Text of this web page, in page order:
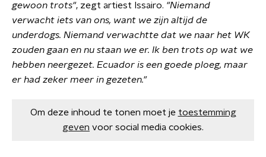
gewoon trots", zegt artiest Issairo. "Niemand
verwacht iets van ons, want we zijn altijd de
underdogs. Niemand verwachtte dat we naar het WK
zouden gaan en nu staan we er. Ik ben trots op wat we
hebben neergezet. Ecuador is een goede ploeg, maar
er had zeker meer in gezeten."
Om deze inhoud te tonen moet je toestemming
geven voor social media cookies.